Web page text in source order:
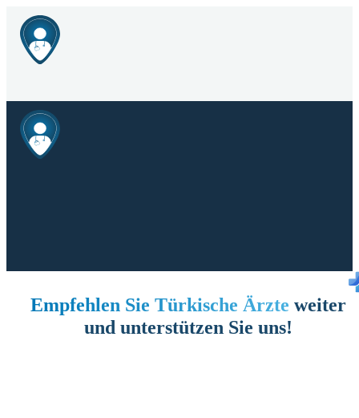
Empfehlen Sie Türkische Ärzte weiter
und unterstützen Sie uns!